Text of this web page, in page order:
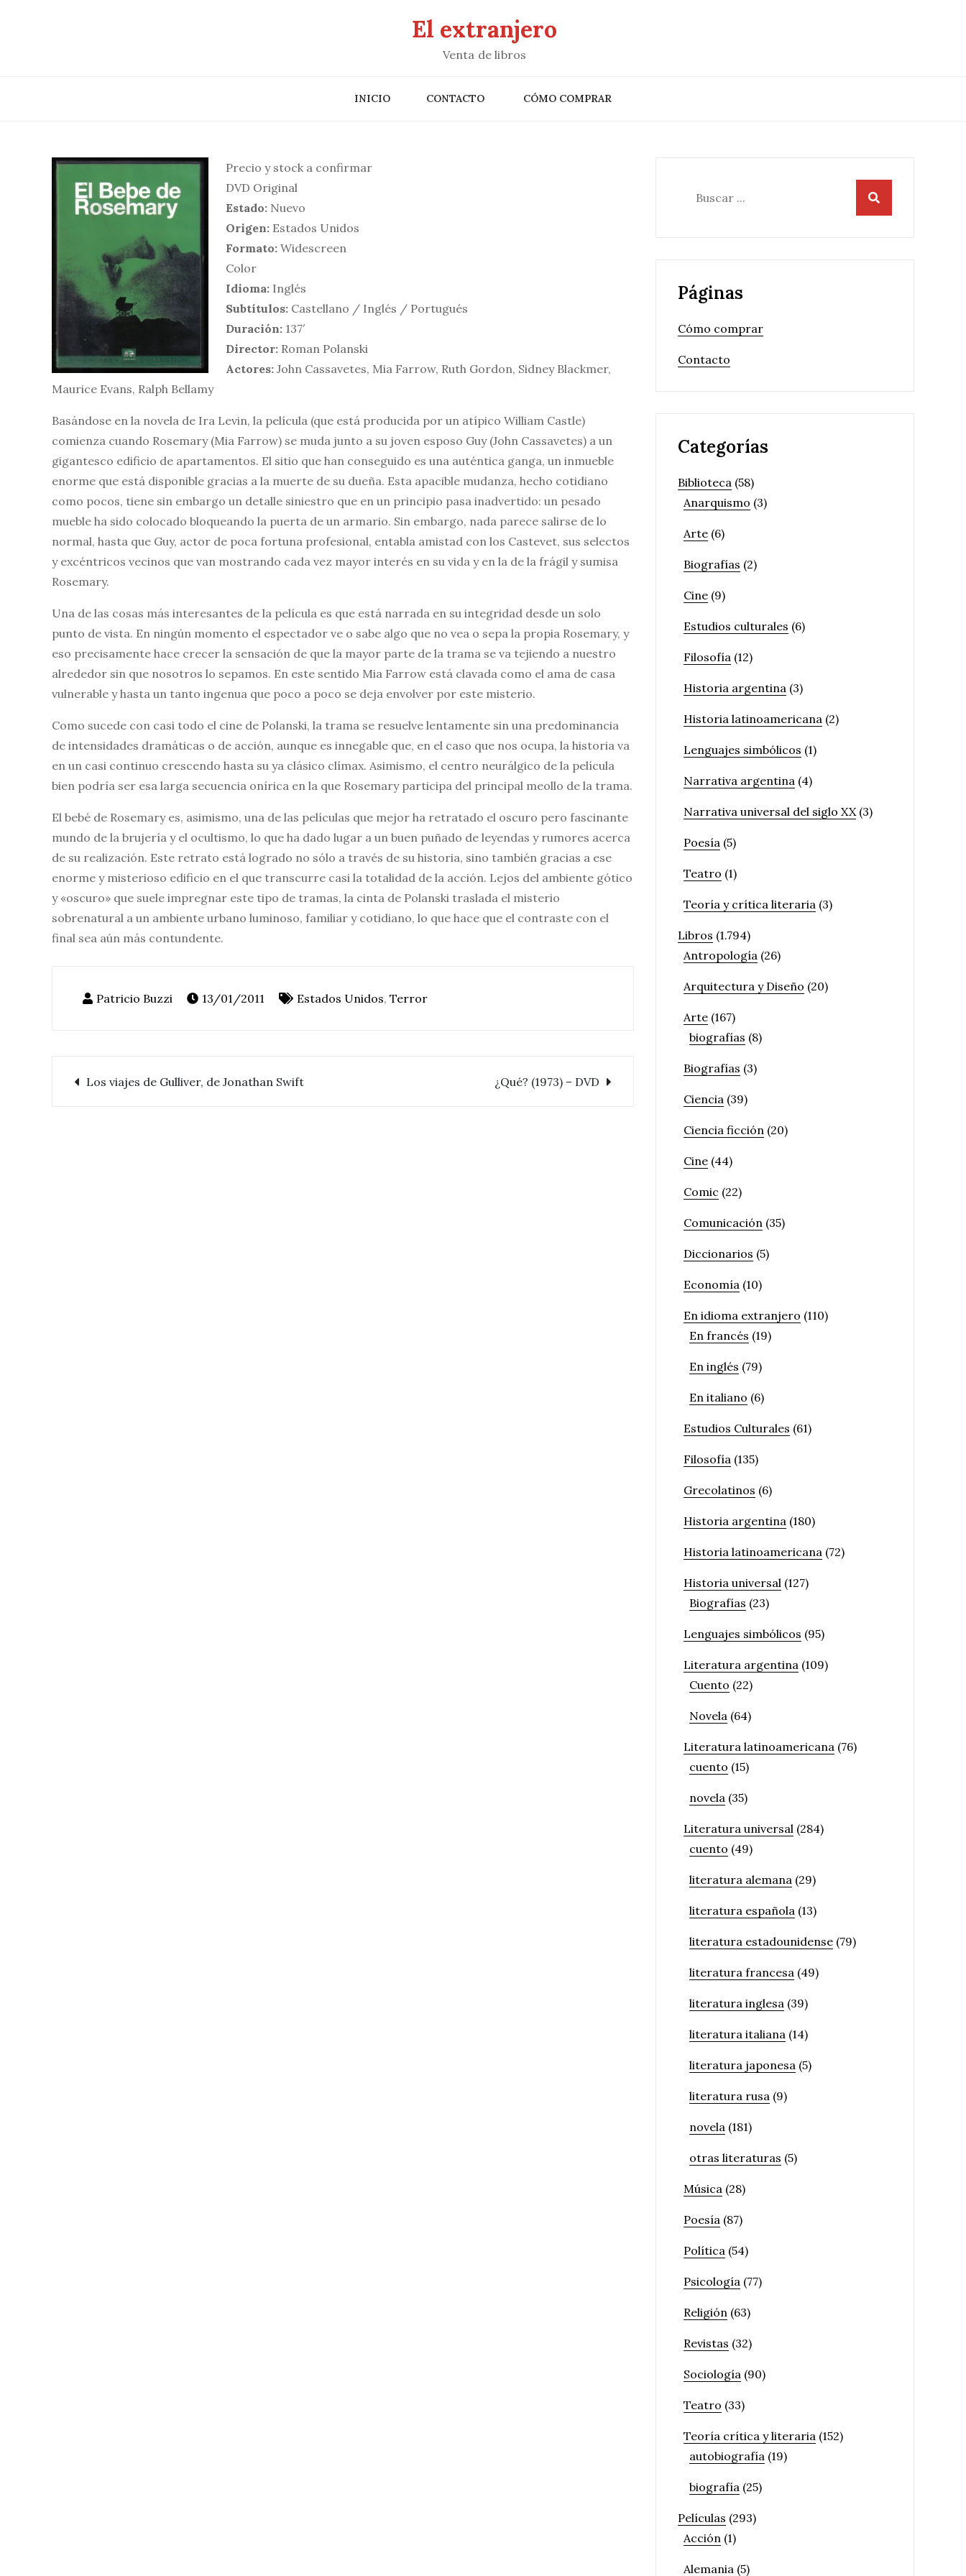
El extranjero
Venta de libros
INICIO CONTACTO CÓMO COMPRAR
Precio y stock a confirmar
DVD Original
Estado: Nuevo
Origen: Estados Unidos
Formato: Widescreen
Color
Idioma: Inglés
Subtítulos: Castellano / Inglés / Portugués
Duración: 137′
Director: Roman Polanski
Actores: John Cassavetes, Mia Farrow, Ruth Gordon, Sidney Blackmer,
Maurice Evans, Ralph Bellamy
Basándose en la novela de Ira Levin, la película (que está producida por un atípico William Castle)
comienza cuando Rosemary (Mia Farrow) se muda junto a su joven esposo Guy (John Cassavetes) a un
gigantesco edificio de apartamentos. El sitio que han conseguido es una auténtica ganga, un inmueble
enorme que está disponible gracias a la muerte de su dueña. Esta apacible mudanza, hecho cotidiano
como pocos, tiene sin embargo un detalle siniestro que en un principio pasa inadvertido: un pesado
mueble ha sido colocado bloqueando la puerta de un armario. Sin embargo, nada parece salirse de lo
normal, hasta que Guy, actor de poca fortuna profesional, entabla amistad con los Castevet, sus selectos
y excéntricos vecinos que van mostrando cada vez mayor interés en su vida y en la de la frágil y sumisa
Rosemary.
Una de las cosas más interesantes de la película es que está narrada en su integridad desde un solo
punto de vista. En ningún momento el espectador ve o sabe algo que no vea o sepa la propia Rosemary, y
eso precisamente hace crecer la sensación de que la mayor parte de la trama se va tejiendo a nuestro
alrededor sin que nosotros lo sepamos. En este sentido Mia Farrow está clavada como el ama de casa
vulnerable y hasta un tanto ingenua que poco a poco se deja envolver por este misterio.
Como sucede con casi todo el cine de Polanski, la trama se resuelve lentamente sin una predominancia
de intensidades dramáticas o de acción, aunque es innegable que, en el caso que nos ocupa, la historia va
en un casi continuo crescendo hasta su ya clásico clímax. Asimismo, el centro neurálgico de la película
bien podría ser esa larga secuencia onírica en la que Rosemary participa del principal meollo de la trama.
El bebé de Rosemary es, asimismo, una de las películas que mejor ha retratado el oscuro pero fascinante
mundo de la brujería y el ocultismo, lo que ha dado lugar a un buen puñado de leyendas y rumores acerca
de su realización. Este retrato está logrado no sólo a través de su historia, sino también gracias a ese
enorme y misterioso edificio en el que transcurre casi la totalidad de la acción. Lejos del ambiente gótico
y «oscuro» que suele impregnar este tipo de tramas, la cinta de Polanski traslada el misterio
sobrenatural a un ambiente urbano luminoso, familiar y cotidiano, lo que hace que el contraste con el
final sea aún más contundente.
13/01/2011 Estados Unidos, Terror
Navegación
Los viajes de Gulliver, de Jonathan Swift ¿Qué? (1973) – DVD
Páginas
Cómo comprar
Contacto
Categorías
Biblioteca (58)
Anarquismo (3)
Arte (6)
Biografías (2)
Cine (9)
Estudios culturales (6)
Filosofía (12)
Historia argentina (3)
Historia latinoamericana (2)
Lenguajes simbólicos (1)
Narrativa argentina (4)
Narrativa universal del siglo XX(3)
Poesía (5)
Teatro (1)
Teoría y crítica literaria (3)
Libros (1.794)
Antropología (26)
Arquitectura y Diseño (20)
Arte (167)
biografías (8)
Biografías (3)
Ciencia (39)
Ciencia ficción (20)
Cine (44)
Comic (22)
Comunicación (35)
Diccionarios (5)
Economía (10)
En idioma extranjero (110)
En francés (19)
En inglés (79)
En italiano (6)
Estudios Culturales (61)
Filosofía (135)
Grecolatinos (6)
Historia argentina (180)
Historia latinoamericana (72)
Historia universal (127)
Biografías (23)
Lenguajes simbólicos (95)
Literatura argentina (109)
Cuento (22)
Novela (64)
Literatura latinoamericana (76)
cuento (15)
novela (35)
Literatura universal (284)
cuento (49)
literatura alemana (29)
literatura española (13)
literatura estadounidense (79)
literatura francesa (49)
literatura inglesa (39)
literatura italiana (14)
literatura japonesa (5)
literatura rusa (9)
novela (181)
otras literaturas (5)
Música (28)
Poesía (87)
Política (54)
Psicología (77)
Religión (63)
Revistas (32)
Sociología (90)
Teatro (33)
Teoría crítica y literaria (152)
autobiografía (19)
biografía (25)
Películas (293)
Acción (1)
Alemania (5)